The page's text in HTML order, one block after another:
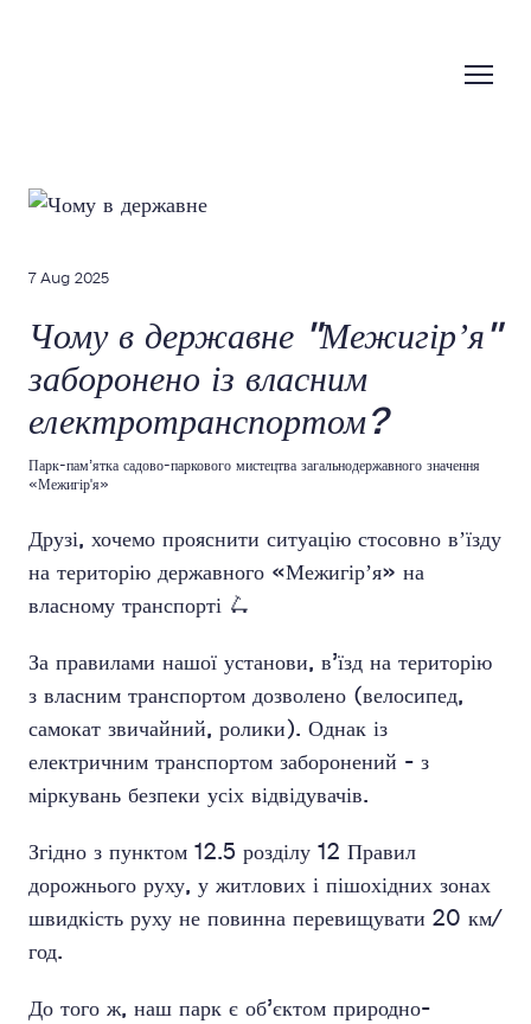
7 Aug 2025
Чому в державне "Межигірʼя"
заборонено із власним
електротранспортом?
Парк-пам’ятка садово-паркового мистецтва загальнодержавного значення
«Межигір'я»
Друзі, хочемо прояснити ситуацію стосовно вʼїзду
на територію державного «Межигірʼя» на
власному транспорті 🛴
За правилами нашої установи, в’їзд на територію
з власним транспортом дозволено (велосипед,
самокат звичайний, ролики). Однак із
електричним транспортом заборонений - з
міркувань безпеки усіх відвідувачів.
Згідно з пунктом 12.5 розділу 12 Правил
дорожнього руху, у житлових і пішохідних зонах
швидкість руху не повинна перевищувати 20 км/
год.
До того ж, наш парк є об’єктом природно-